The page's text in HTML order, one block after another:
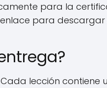
para la
para descargar
lección